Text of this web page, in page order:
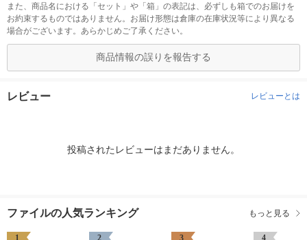
また、商品名における「セット」や「箱」の表記は、必ずしも箱でのお届けを
お約束するものではありません。お届け形態は倉庫の在庫状況等により異なる
場合がございます。あらかじめご了承ください。
商品情報の誤りを報告する
レビュー レビューとは
投稿されたレビューはまだありません。
ファイルの人気ランキング もっと見る